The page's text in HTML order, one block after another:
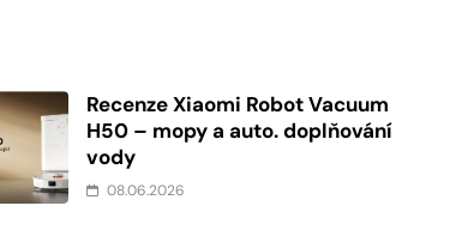
Recenze Xiaomi Robot Vacuum
H50 – mopy a auto. doplňování
vody
08.06.2026